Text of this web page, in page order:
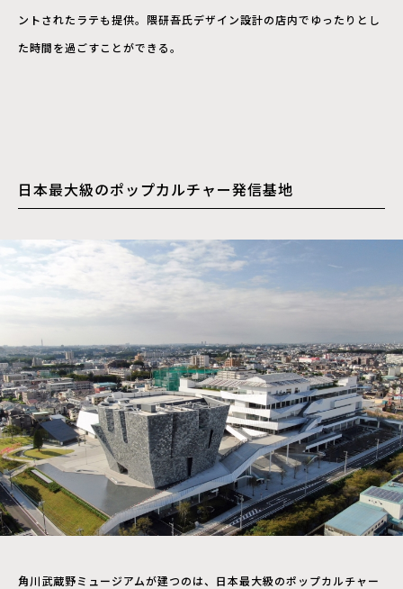
ントされたラテも提供。隈研吾氏デザイン設計の店内でゆったりとし
た時間を過ごすことができる。
日本最大級のポップカルチャー発信基地
角川武蔵野ミュージアムが建つのは、日本最大級のポップカルチャー